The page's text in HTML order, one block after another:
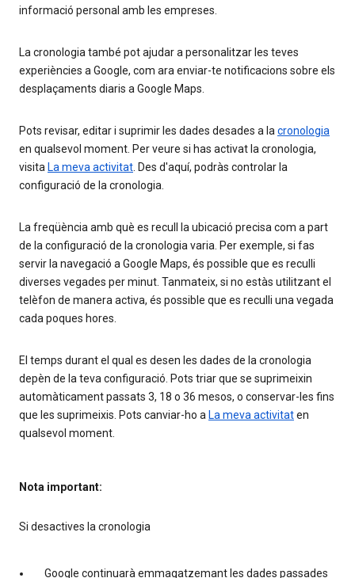
informació personal amb les empreses.
La cronologia també pot ajudar a personalitzar les teves
experiències a Google, com ara enviar-te notificacions sobre els
desplaçaments diaris a Google Maps.
Pots revisar, editar i suprimir les dades desades a lacronologia
en qualsevol moment. Per veure si has activat la cronologia,
visita La meva activitat. Des d'aquí, podràs controlar la
configuració de la cronologia.
La freqüència amb què es recull la ubicació precisa com a part
de la configuració de la cronologia varia. Per exemple, si fas
servir la navegació a Google Maps, és possible que es reculli
diverses vegades per minut. Tanmateix, si no estàs utilitzant el
telèfon de manera activa, és possible que es reculli una vegada
cada poques hores.
El temps durant el qual es desen les dades de la cronologia
depèn de la teva configuració. Pots triar que se suprimeixin
automàticament passats 3, 18 o 36 mesos, o conservar-les fins
que les suprimeixis. Pots canviar-ho a La meva activitaten
qualsevol moment.
Nota important:
Si desactives la cronologia
Google continuarà emmagatzemant les dades passades